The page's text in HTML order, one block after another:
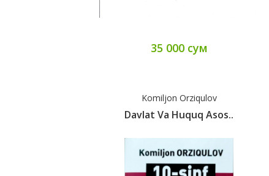
35 000 сум
Komiljon Orziqulov
Davlat Va Huquq Asos..